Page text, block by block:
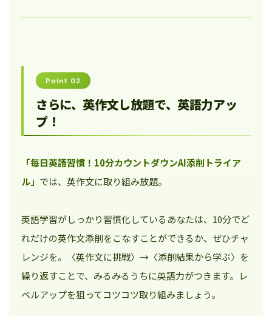
Point 02
さらに、英作文し放題で、英語力アッ
プ！
「毎日英語習慣！10分カウントダウンAI添削トライア
ル」 では、英作文に取り組み放題。
英語学習がしっかり習慣化しているあなたは、10分でど
れだけの英作文添削をこなすことができるか、ぜひチャ
レンジを。〈英作文に挑戦〉→〈添削結果から学ぶ〉を
繰り返すことで、みるみるうちに英語力がつきます。レ
ベルアップを狙ってコツコツ取り組みましょう。